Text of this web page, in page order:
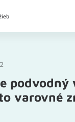
podvodný
varovné